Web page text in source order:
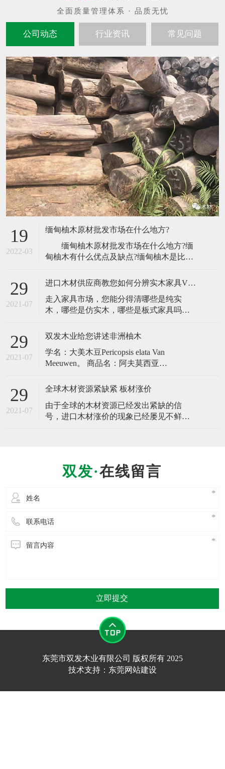
公司动态 行业资讯 常见问题
19
2022-03
缅甸柚木原材批发市场在什么地方?
缅甸柚木原材批发市场在什么地方?缅
甸柚木有什么优点及缺点?缅甸柚木是比较
比较广泛的，可是很多人对于缅甸柚木不
是很了解，那么缅甸柚木优缺点有哪些
呢？下面我详细介绍缅甸柚木有什么优点
及缺点?缅甸柚木原材批发市场在什么地
29
2021-07
进口木材供应商教您如何分辨实木家具VS板木家具
走入家具市场，您能分得清哪些是纯实
木，哪些是仿实木，哪些是板式家具吗？
何为缅甸进口木材实木家具呢？实木家具
是指由天然木材制成的家具，这样的家具
表面一般都能看到木材美丽的花纹。家具
制造者对于实木家具一般注意涂饰清漆或
29
2021-07
双发木业给您讲述非洲柚木
学名：大美木豆Pericopsis elata Van
Meeuwen。 商品名：阿夫莫西亚
岸）；Ejen（喀麦隆）；Kokrodua、
Bahala、Mohole（扎伊尔、荷兰）；Ayi
29
2021-07
全球木材资源紧缺紧 板材涨价
由于全球的木材资源已经发出紧缺的信
号，进口木材涨价的现象已经屡见不鲜，
的板材供求情况看，明年板材或因世界木
在线留言
立即提交
东莞市双发木业有限公司 版权所有 2025
技术支持：东莞网站建设